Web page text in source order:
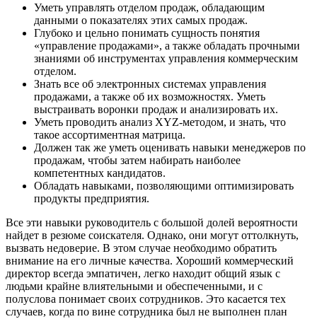
Уметь управлять отделом продаж, обладающим
данными о показателях этих самых продаж.
Глубоко и цельно понимать сущность понятия
«управление продажами», а также обладать прочными
знаниями об инструментах управления коммерческим
отделом.
Знать все об электронных системах управления
продажами, а также об их возможностях. Уметь
выстраивать воронки продаж и анализировать их.
Уметь проводить анализ XYZ-методом, и знать, что
такое ассортиментная матрица.
Должен так же уметь оценивать навыки менеджеров по
продажам, чтобы затем набирать наиболее
компетентных кандидатов.
Обладать навыками, позволяющими оптимизировать
продукты предприятия.
Все эти навыки руководитель с большой долей вероятности
найдет в резюме соискателя. Однако, они могут оттолкнуть,
вызвать недоверие. В этом случае необходимо обратить
внимание на его личные качества. Хороший коммерческий
директор всегда эмпатичен, легко находит общий язык с
людьми крайне влиятельными и обеспеченными, и с
полуслова понимает своих сотрудников. Это касается тех
случаев, когда по вине сотрудника был не выполнен план